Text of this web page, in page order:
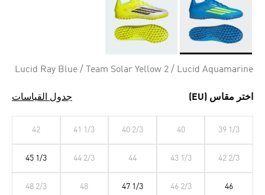
Lucid Ray Blue / Team Solar Yellow 2 / Lucid Aquamarine
اختر مقاس (EU) جدول القياسات
39 1/3
40
40 2/3
41 1/3
42
42 2/3
43 1/3
44
44 2/3
45 1/3
46
46 2/3
47 1/3
48
48 2/3